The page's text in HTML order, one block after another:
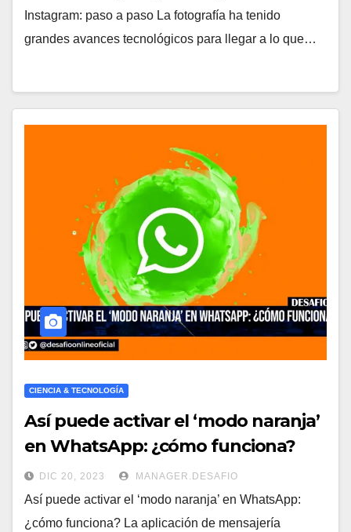
Instagram: paso a paso La fotografía ha tenido
grandes avances tecnológicos para llegar a lo que…
CIENCIA & TECNOLOGÍA
Así puede activar el ‘modo naranja’
en WhatsApp: ¿cómo funciona?
DIC 20, 2023 MANAGER.DESAFIO
Así puede activar el ‘modo naranja’ en WhatsApp:
¿cómo funciona? La aplicación de mensajería